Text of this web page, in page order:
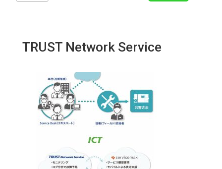
TRUST Network Service